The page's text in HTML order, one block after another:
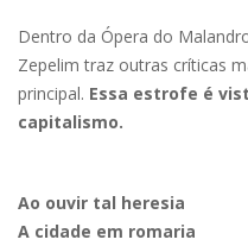
Dentro da Ópera do
Zepelim traz outras críticas
principal. Essa estrofe é
capitalismo.
Ao ouvir tal heresia
A cidade em romaria